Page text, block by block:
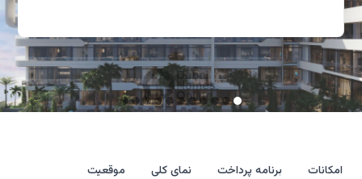
امکانات برنامه پرداخت نمای کلی موقعیت